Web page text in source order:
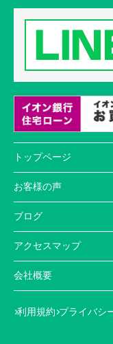
トップページ
お客様の声
ブログ
アクセスマップ
会社概要
利用規約 プライバシ